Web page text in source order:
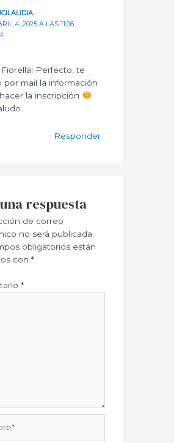
4, 2025 A LAS 11:06
Fiorella! Perfecto, te
por mail la información
la inscripción
Responder
respuesta
de correo
no será publicada.
obligatorios están
con*
*